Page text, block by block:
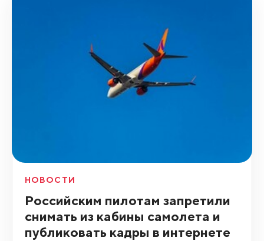
НОВОСТИ
Российским пилотам запретили
снимать из кабины самолета и
публиковать кадры в интернете